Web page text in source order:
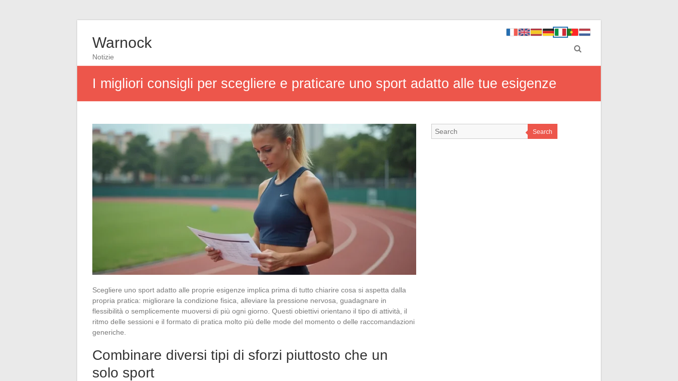
Warnock
Notizie
I migliori consigli per scegliere e praticare uno sport adatto alle tue esigenze
Scegliere uno sport adatto alle proprie esigenze implica prima di tutto chiarire cosa si aspetta dalla
propria pratica: migliorare la condizione fisica, alleviare la pressione nervosa, guadagnare in
flessibilità o semplicemente muoversi di più ogni giorno. Questi obiettivi orientano il tipo di attività, il
ritmo delle sessioni e il formato di pratica molto più delle mode del momento o delle raccomandazioni
generiche.
Combinare diversi tipi di sforzi piuttosto che un
solo sport
Search